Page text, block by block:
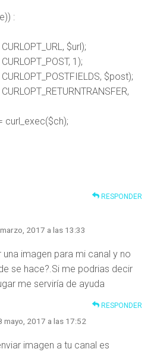
:
$url);
1);
$post);
curl_exec($ch);
RESPONDER
marzo, 2017 a las 13:33
una imagen para mi canal y no
se hace?.Si me podrias decir
me serviría de ayuda
RESPONDER
mayo, 2017 a las 17:52
imagen a tu canal es